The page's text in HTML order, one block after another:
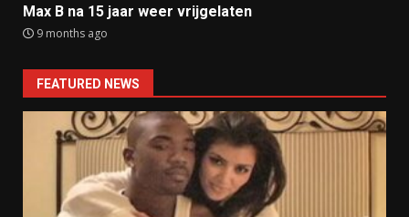
Max B na 15 jaar weer vrijgelaten
9 months ago
FEATURED NEWS